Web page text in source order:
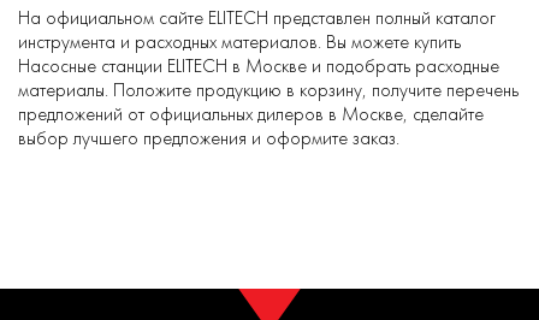
На официальном сайте ELITECH представлен полный каталог
инструмента и расходных материалов. Вы можете купить
Насосные станции ELITECH в Москве и подобрать расходные
материалы. Положите продукцию в корзину, получите перечень
предложений от официальных дилеров в Москве, сделайте
выбор лучшего предложения и оформите заказ.